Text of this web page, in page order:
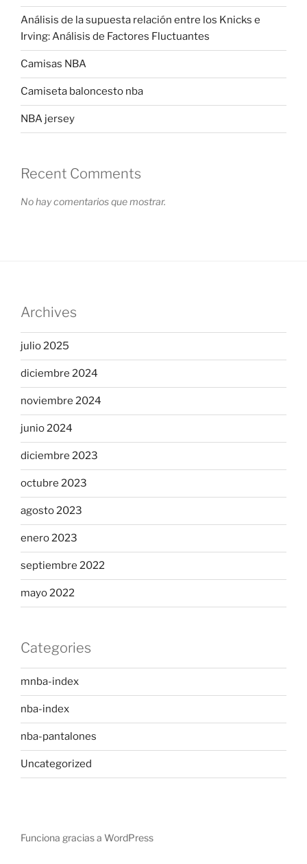
Análisis de la supuesta relación entre los Knicks e
Irving: Análisis de Factores Fluctuantes
Camisas NBA
Camiseta baloncesto nba
NBA jersey
Recent Comments
No hay comentarios que mostrar.
Archives
julio 2025
diciembre 2024
noviembre 2024
junio 2024
diciembre 2023
octubre 2023
agosto 2023
enero 2023
septiembre 2022
mayo 2022
Categories
mnba-index
nba-index
nba-pantalones
Uncategorized
Funciona gracias a WordPress